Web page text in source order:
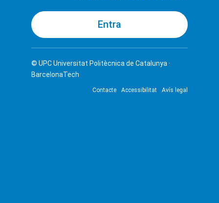
© UPCUniversitat Politècnica de Catalunya ·
BarcelonaTech
Contacte Accessibilitat Avís legal